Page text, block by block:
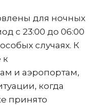
для ночных
с 23:00 до 06:00
случаях. К
к
и аэропортам,
когда
принято